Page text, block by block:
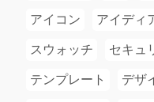
アイコン アイディ
スウォッチ セキュ
テンプレート デザ